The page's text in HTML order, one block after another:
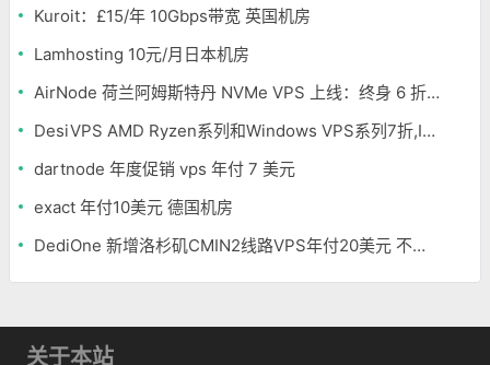
Kuroit：£15/年 10Gbps带宽 英国机房
Lamhosting 10元/月日本机房
AirNode 荷兰阿姆斯特丹 NVMe VPS 上线：终身 6 折，€1.99/月起，2.5Tbit/s DDoS 防护
DesiVPS AMD Ryzen系列和Windows VPS系列7折,Intel系列年付11.6美元
dartnode 年度促销 vps 年付 7 美元
exact 年付10美元 德国机房
DediOne 新增洛杉矶CMIN2线路VPS年付20美元 不限流量
关于本站